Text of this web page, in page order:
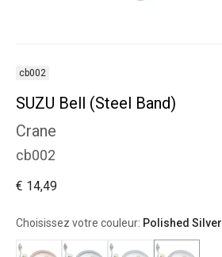
cb002
SUZU Bell (Steel Band)
Crane
cb002
€ 14,49
Choisissez votre couleur: Polished Silver